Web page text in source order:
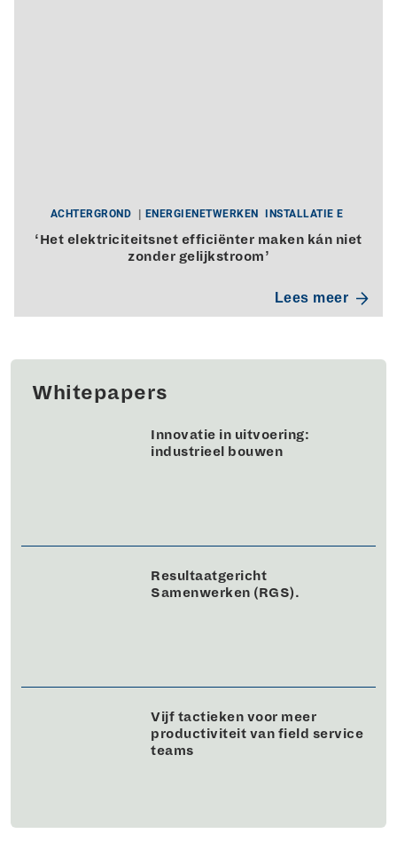
ACHTERGROND ENERGIENETWERKEN INSTALLATIE E
‘Het elektriciteitsnet efficiënter maken kán niet
zonder gelijkstroom’
Lees meer
Whitepapers
Innovatie in uitvoering:
industrieel bouwen
Resultaatgericht
Samenwerken (RGS).
Vijf tactieken voor meer
productiviteit van field service
teams